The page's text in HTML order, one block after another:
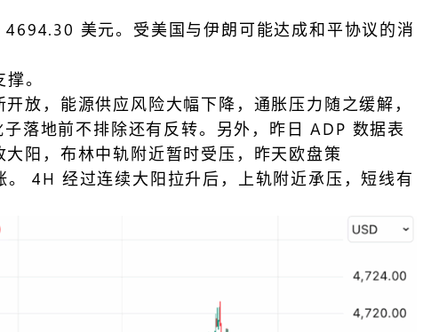
美元。受美国与伊朗可能达成和平协议的消
。
放，能源供应风险大幅下降，通胀压力随之缓解，
落地前不排除还有反转。另外，昨日 ADP 数据表
阳，布林中轨附近暂时受压，昨天欧盘策
4H 经过连续大阳拉升后，上轨附近承压，短线有